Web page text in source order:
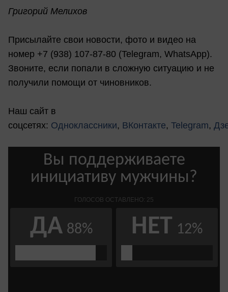
Григорий Мелихов
Присылайте свои новости, фото и видео на
номер +7 (938) 107-87-80 (Telegram, WhatsApp).
Звоните, если попали в сложную ситуацию и не
получили помощи от чиновников.
Наш сайт в
соцсетях: Одноклассники, ВКонтакте, Telegram,